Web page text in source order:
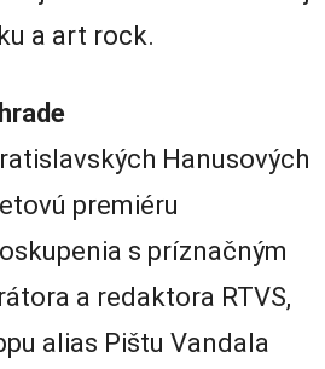
a art rock.
Hanusových
premiéru
s príznačným
a redaktora RTVS,
alias Pištu Vandala